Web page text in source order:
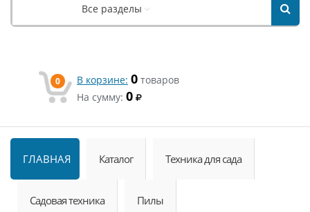
Все разделы
0 В корзине: 0 товаров
На сумму: 0
ГЛАВНАЯ Каталог Техника для сада
Садовая техника Пилы